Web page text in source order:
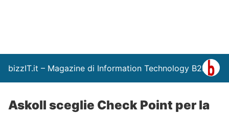
bizzIT.it – Magazine di Information Technology B2B
Askoll sceglie Check Point per la